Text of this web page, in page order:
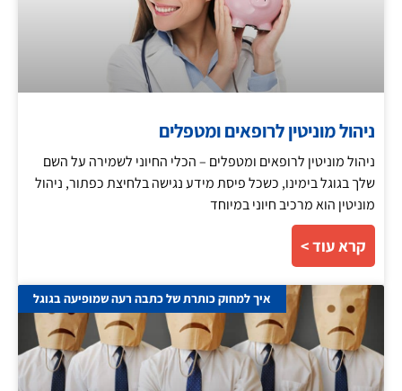
ניהול מוניטין לרופאים ומטפלים
ניהול מוניטין לרופאים ומטפלים – הכלי החיוני לשמירה על השם
שלך בגוגל בימינו, כשכל פיסת מידע נגישה בלחיצת כפתור, ניהול
מוניטין הוא מרכיב חיוני במיוחד
קרא עוד >
איך למחוק כותרת של כתבה רעה שמופיעה בגוגל